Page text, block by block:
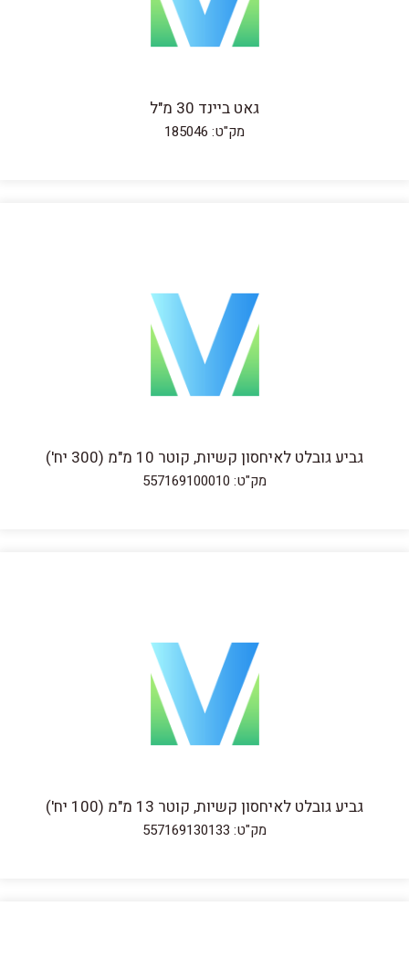
גאט ביינד 30 מ"ל
מק"ט: 185046
גביע גובלט לאיחסון קשיות, קוטר 10 מ"מ (300 יח')
מק"ט: 557169100010
גביע גובלט לאיחסון קשיות, קוטר 13 מ"מ (100 יח')
מק"ט: 557169130133